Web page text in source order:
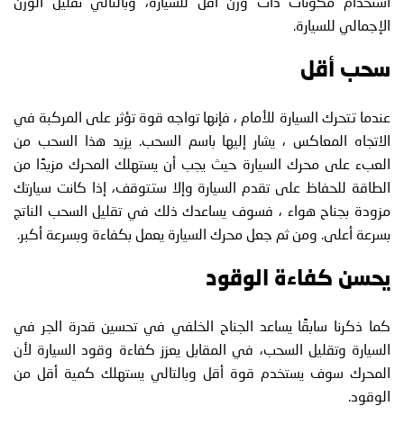
الإجمالي للسيارة.
سحب أقل
عندما تتحرك السيارة للأمام ، فإنها تواجه قوة تؤثر على المركبة في
الاتجاه المعاكس ، يشار إليها باسم السحب. يزيد هذا السحب من
العبء على محرك السيارة حيث يجب أن يستهلك المحرك مزيدًا من
الطاقة للحفاظ على تقدم السيارة وإلا ستتوقف، إذا كانت سيارتك
مزودة بجناح هواء ، فسوف يساعدك ذلك في تقليل السحب الناتج
بسرعة أعلى. ومن ثم جعل محرك السيارة يعمل بكفاءة وبسرعة أكبر.
يحسن كفاءة الوقود
كما ذكرنا سابقًا يساعد الجناح الخلفي في تحسين قدرة الجر في
السيارة وتقليل السحب، في المقابل يعزز كفاءة وقود السيارة لأن
المحرك سوف يستخدم قوة أقل وبالتالي يستهلك كمية أقل من
الوقود.